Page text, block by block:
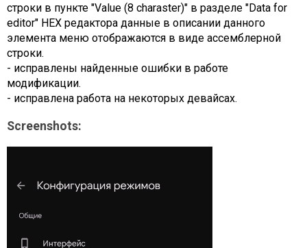
строки в пункте "Value (8 charaster)" в разделе "Data for
editor" HEX редактора данные в описании данного
элемента меню отображаются в виде ассемблерной
строки.
- исправлены найденные ошибки в работе
модификации.
- исправлена работа на некоторых девайсах.
Screenshots: